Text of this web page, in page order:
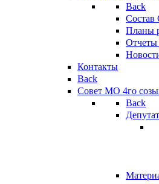
Back
Планы
Контакты
Back
Совет МО 4го
Back